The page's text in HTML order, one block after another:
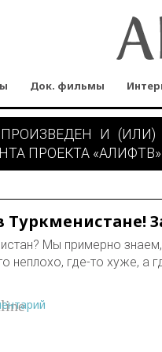
Док. фильмы
И
ПРОЕКТА «АЛИФТВ»
Туркменистане!
Мы примерно
неплохо, где-то хуже, а